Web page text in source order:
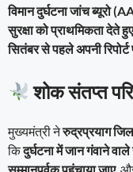
विमान दुर्घटना जांच ब्यूरो
सुरक्षा को प्राथमिकता देते
सितंबर से पहले अपनी
शोक संतप्त
मुख्यमंत्री नेरुद्रप्रयाग
किदुर्घटना में जान गंवाने